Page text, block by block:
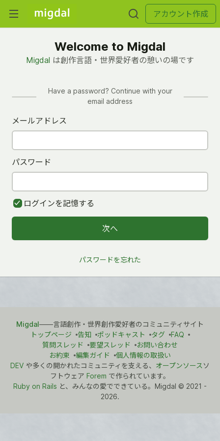
アカウント作成
Welcome to Migdal
Migdal は創作言語・世界愛好者の憩いの場です
Have a password? Continue with your
email address
メールアドレス
パスワード
ログインを記憶する
パスワードを忘れた
Migdal――言語創作・世界創作愛好者のコミュニティサイト
トップページ
告知 ポッドキャスト タグ
FAQ
質問スレッド
要望スレッド
お問い合わせ
お約束
編集ガイド
個人情報の取扱い
DEV や多くの開かれたコミュニティを支える、 オープンソース ソ
フトウェア Forem で作られています。
Ruby on Rails と、みんなの愛でできている。Migdal © 2021 -
2026.